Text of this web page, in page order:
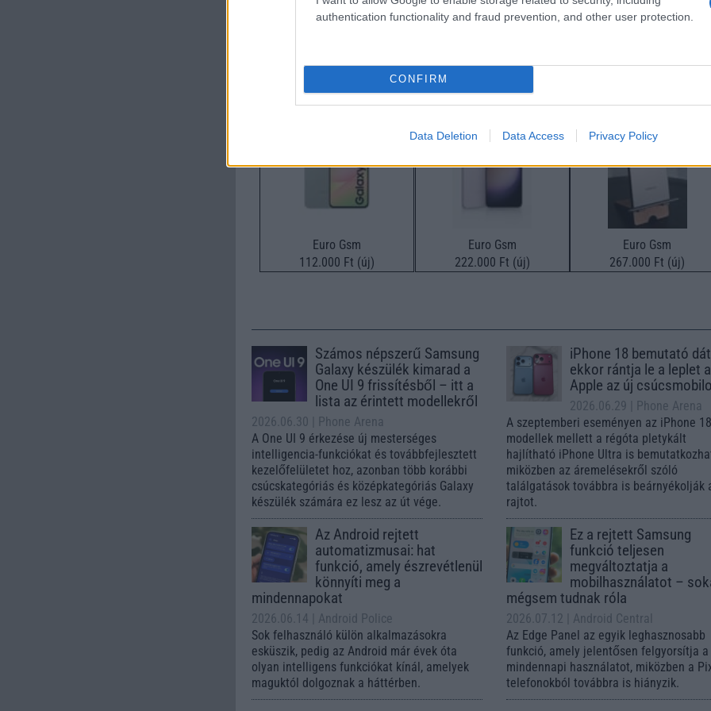
authentication functionality and fraud prevention, and other user protection.
CONFIRM
Data Deletion Data Access Privacy Policy
Samsung Galaxy A56
Euro Gsm
112.000 Ft (új)
Samsung Galaxy S25
Euro Gsm
222.000 Ft (új)
Euro Gsm
267.000 Ft (új)
Számos népszerű Samsung
Galaxy készülék kimarad a
One UI 9 frissítésből – itt a
lista az érintett modellekről
2026.06.30
| Phone Arena
A One UI 9 érkezése új mesterséges
intelligencia-funkciókat és továbbfejlesztett
kezelőfelületet hoz, azonban több korábbi
csúcskategóriás és középkategóriás Galaxy
készülék számára ez lesz az út vége.
iPhone 18 bemutató
ekkor rántja le a leplet
Apple az új
2026.06.29
| Phone Arena
A szeptemberi eseményen az iPhone
modellek mellett a régóta pletykált
hajlítható iPhone Ultra is
miközben az áremelésekről szóló
találgatások továbbra is beárnyékolják
rajtot.
Az Android rejtett
automatizmusai: hat
funkció, amely észrevétlenül
könnyíti meg a
mindennapokat
2026.06.14
| Android Police
Sok felhasználó külön alkalmazásokra
esküszik, pedig az Android már évek óta
olyan intelligens funkciókat kínál, amelyek
maguktól dolgoznak a háttérben.
Ez a rejtett Samsung
funkció teljesen
megváltoztatja a
mobilhasználatot –
mégsem tudnak róla
2026.07.12
| Android Central
Az Edge Panel az egyik leghasznosabb
funkció, amely jelentősen felgyorsítja a
mindennapi használatot, miközben a
telefonokból továbbra is hiányzik.